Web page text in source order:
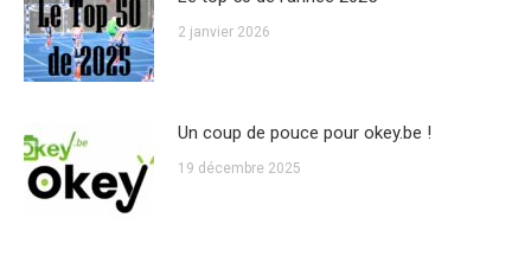
2 janvier 2026
Un coup de pouce pour okey.be !
19 décembre 2025